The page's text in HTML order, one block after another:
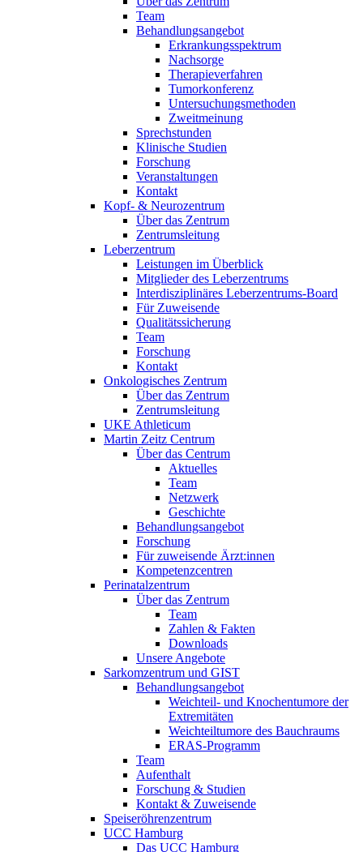
Team
Behandlungsangebot
Erkrankungsspektrum
Nachsorge
Therapieverfahren
Tumorkonferenz
Untersuchungsmethoden
Zweitmeinung
Sprechstunden
Klinische Studien
Forschung
Veranstaltungen
Kontakt
Kopf- & Neurozentrum
Über das Zentrum
Zentrumsleitung
Leberzentrum
Leistungen im Überblick
Mitglieder des Leberzentrums
Interdisziplinäres Leberzentrums-Board
Für Zuweisende
Qualitätssicherung
Team
Forschung
Kontakt
Onkologisches Zentrum
Über das Zentrum
Zentrumsleitung
UKE Athleticum
Martin Zeitz Centrum
Über das Centrum
Aktuelles
Team
Netzwerk
Geschichte
Behandlungsangebot
Forschung
Für zuweisende Ärzt:innen
Kompetenzcentren
Perinatalzentrum
Über das Zentrum
Team
Zahlen & Fakten
Downloads
Unsere Angebote
Sarkomzentrum und GIST
Behandlungsangebot
Weichteil- und Knochentumore der
Extremitäten
Weichteiltumore des Bauchraums
ERAS-Programm
Team
Aufenthalt
Forschung & Studien
Kontakt & Zuweisende
Speiseröhrenzentrum
UCC Hamburg
Das UCC Hamburg